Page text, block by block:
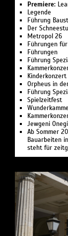
Premiere:
Legende
Führung
Der
Metropol 26
Führungen
Führungen
Führung
Or­pheus in
Führung
Spielzeit­fest
Jewgeni
Ab Sommer
Bauarbeiten
steht für